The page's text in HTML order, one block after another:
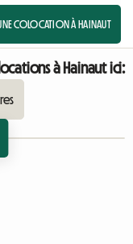
COLOCATION À HAINAUT
à Hainaut ici: